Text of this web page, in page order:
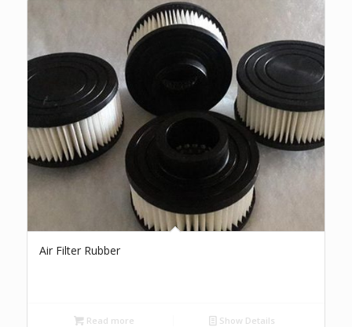
Air Filter Rubber
Read more Show Details